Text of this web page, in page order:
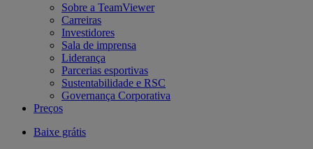
Sobre a TeamViewer
Carreiras
Investidores
Sala de imprensa
Liderança
Parcerias esportivas
Sustentabilidade e RSC
Governança Corporativa
Preços
Baixe grátis